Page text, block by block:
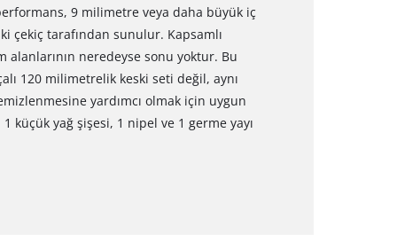
9 milimetre veya daha büyük iç
çekiç tarafından sunulur. Kapsamlı
neredeyse sonu yoktur. Bu
120 milimetrelik keski seti değil, aynı
yardımcı olmak için uygun
küçük yağ şişesi, 1 nipel ve 1 germe yayı